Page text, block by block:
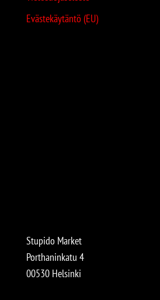
Evästekäytäntö (EU)
Stupido Market
Porthaninkatu 4
00530 Helsinki